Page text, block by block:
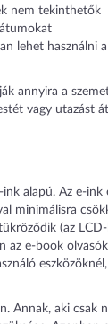
nem tekinthetők
lehet használni a
annyira a
vagy utazást
alapú. Az e-
minimálisra
(az
az e-book
Annak, aki csak